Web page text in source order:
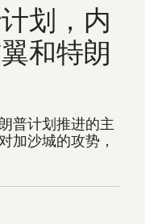
划，内
和特朗
普计划推进的主
加沙城的攻势，